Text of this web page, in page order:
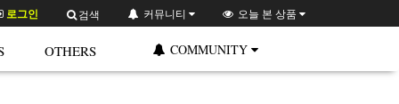
로그인 검색 커뮤니티 오늘 본 상품
OTHERS COMMUNITY